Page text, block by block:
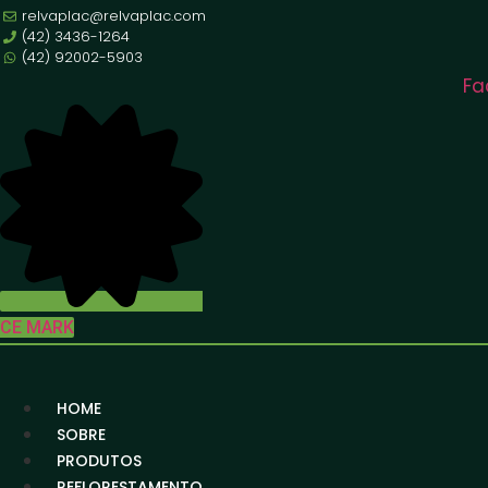
Pular
para
o
relvaplac@relvaplac.com
(42) 3436-1264
(42) 92002-5903
CE MARK
HOME
SOBRE
PRODUTOS